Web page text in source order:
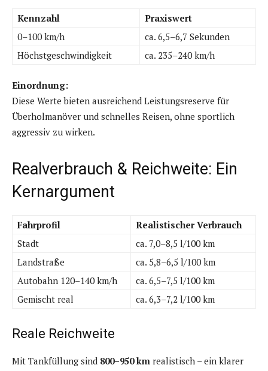
Kennzahl
Praxiswert
0–100 km/h
ca. 6,5–6,7 Sekunden
Höchstgeschwindigkeit
ca. 235–240 km/h
Einordnung:
Diese Werte bieten ausreichend Leistungsreserve für
Überholmanöver und schnelles Reisen, ohne sportlich
aggressiv zu wirken.
Realverbrauch & Reichweite: Ein
Kernargument
Fahrprofil
Realistischer Verbrauch
Stadt
ca. 7,0–8,5 l/100 km
Landstraße
ca. 5,8–6,5 l/100 km
Autobahn 120–140 km/h
ca. 6,5–7,5 l/100 km
Gemischt real
ca. 6,3–7,2 l/100 km
Reale Reichweite
Mit Tankfüllung sind 800–950 km realistisch – ein klarer